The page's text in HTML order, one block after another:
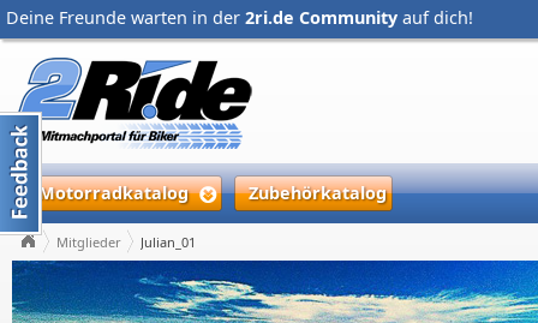
Deine Freunde warten in der 2ri.de Community auf dich!
Motorradkatalog Zubehörkatalog
Mitglieder Julian_01